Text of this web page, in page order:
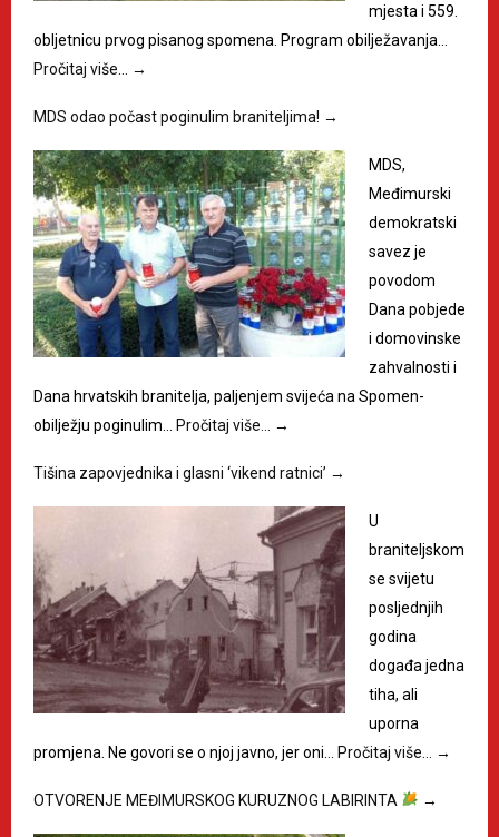
mjesta i 559.
obljetnicu prvog pisanog spomena. Program obilježavanja…
Pročitaj više…
→
MDS odao počast poginulim braniteljima! →
MDS,
Međimurski
demokratski
savez je
povodom
Dana pobjede
i domovinske
zahvalnosti i
Dana hrvatskih branitelja, paljenjem svijeća na Spomen-
obilježju poginulim… Pročitaj više… →
Tišina zapovjednika i glasni ‘vikend ratnici’ →
U
braniteljskom
se svijetu
posljednjih
godina
događa jedna
tiha, ali
uporna
promjena. Ne govori se o njoj javno, jer oni… Pročitaj više… →
OTVORENJE MEĐIMURSKOG KURUZNOG LABIRINTA →